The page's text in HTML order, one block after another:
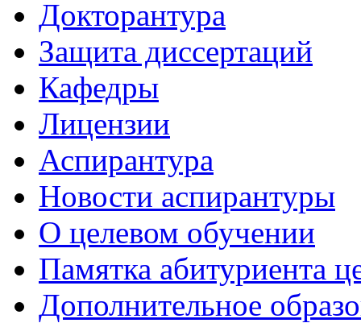
Докторантура
Защита диссертаций
Кафедры
Лицензии
Аспирантура
Новости аспирантуры
О целевом обучении
Памятка абитуриента
Дополнительное